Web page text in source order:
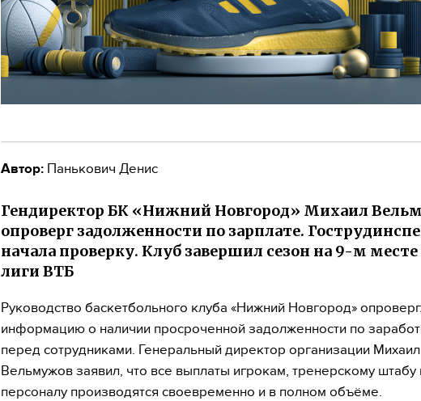
Автор: Панькович Денис
Гендиректор БК «Нижний Новгород» Михаил
опроверг задолженности по зарплате.
начала проверку. Клуб завершил сезон на 9-м
лиги ВТБ
Руководство баскетбольного клуба «Нижний Новгород»
информацию о наличии просроченной задолженности по
перед сотрудниками. Генеральный директор организации Михаил
Вельмужов заявил, что все выплаты игрокам, тренерскому штабу
персоналу производятся своевременно и в полном объёме.